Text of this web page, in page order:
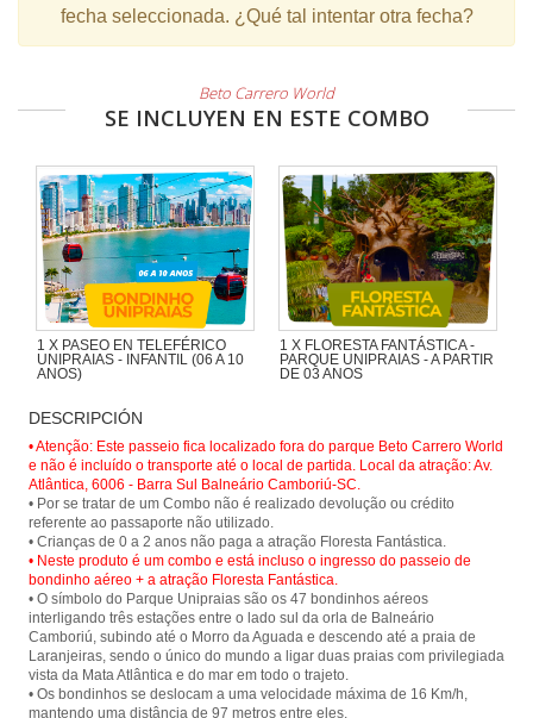
fecha seleccionada. ¿Qué tal intentar otra fecha?
Beto Carrero World
SE INCLUYEN EN ESTE COMBO
1 X PASEO EN TELEFÉRICO
UNIPRAIAS - INFANTIL (06 A 10
ANOS)
Unipraias en Balneário Camboriú y
tener una vista panorámica de la
ciudad y sus hermosas playas.
1 X FLORESTA FANTÁSTICA -
PARQUE UNIPRAIAS - A PARTIR
DE 03 ANOS
DESCRIPCIÓN
• Atenção: Este passeio fica localizado fora do parque Beto Carrero World
e não é incluído o transporte até o local de partida. Local da atração: Av.
Atlântica, 6006 - Barra Sul Balneário Camboriú-SC.
• Por se tratar de um Combo não é realizado devolução ou crédito
referente ao passaporte não utilizado.
• Neste produto é um combo e está incluso o ingresso do passeio de
bondinho aéreo + a atração Floresta Fantástica.
• O símbolo do Parque Unipraias são os 47 bondinhos aéreos
interligando três estações entre o lado sul da orla de Balneário
Camboriú, subindo até o Morro da Aguada e descendo até a praia de
Laranjeiras, sendo o único do mundo a ligar duas praias com privilegiada
vista da Mata Atlântica e do mar em todo o trajeto.
• Os bondinhos se deslocam a uma velocidade máxima de 16 Km/h,
mantendo uma distância de 97 metros entre eles.